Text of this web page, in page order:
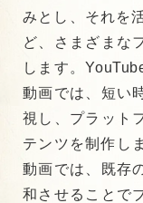
みとし、それを
ど、さまざまな
します。
動画では、短い
視し、プラット
テンツを制作し
動画では、既存
和させることで